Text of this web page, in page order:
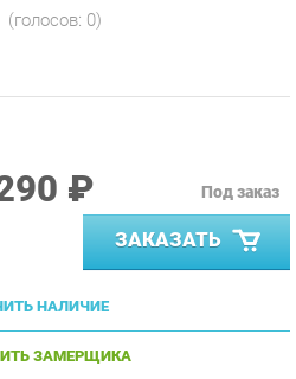
₽
ЗАКАЗАТЬ
НАЛИЧИЕ
ЗАМЕРЩИКА
ЛУЧШЕЙ ЦЕНЫ